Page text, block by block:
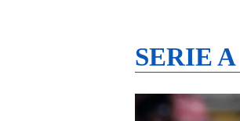
SERIE A